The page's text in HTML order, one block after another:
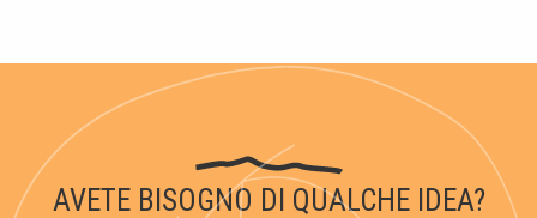
AVETE BISOGNO DI QUALCHE IDEA?